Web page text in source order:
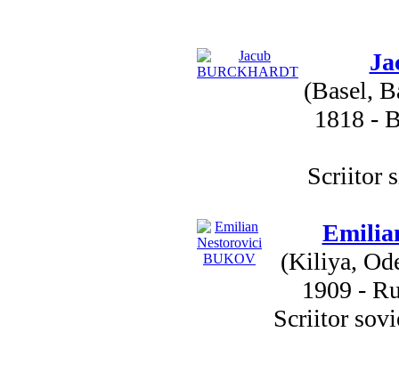
(Basel,
1818 -
Scriitor
(Kiliya,
1909 -
Scriitor